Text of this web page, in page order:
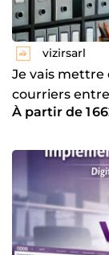
vizirsarl
Je vais mettre
courriers
À partir de 1